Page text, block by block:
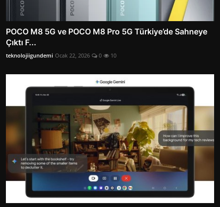
POCO M8 5G ve POCO M8 Pro 5G Türkiye’de Sahneye
Çıktı F...
teknolojiigundemi Ocak 22, 2026 0 10